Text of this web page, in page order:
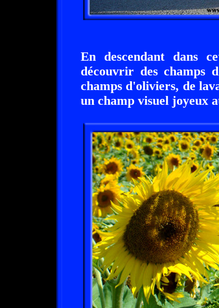
En descendant dans
découvrir des champs
champs d'oliviers, de
un champ visuel joyeux